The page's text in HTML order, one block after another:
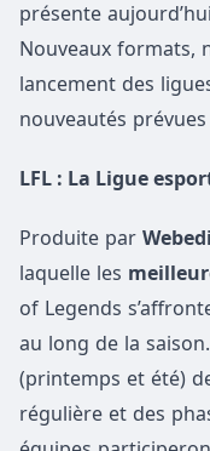
présente aujourd’hui
Nouveaux formats,
lancement des
nouveautés
LFL : La Ligue
Produite par
laquelle les
of Legends
au long de la
(printemps et été)
régulière et des